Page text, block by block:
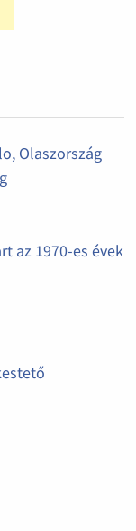
Olaszország
az 1970-es évek